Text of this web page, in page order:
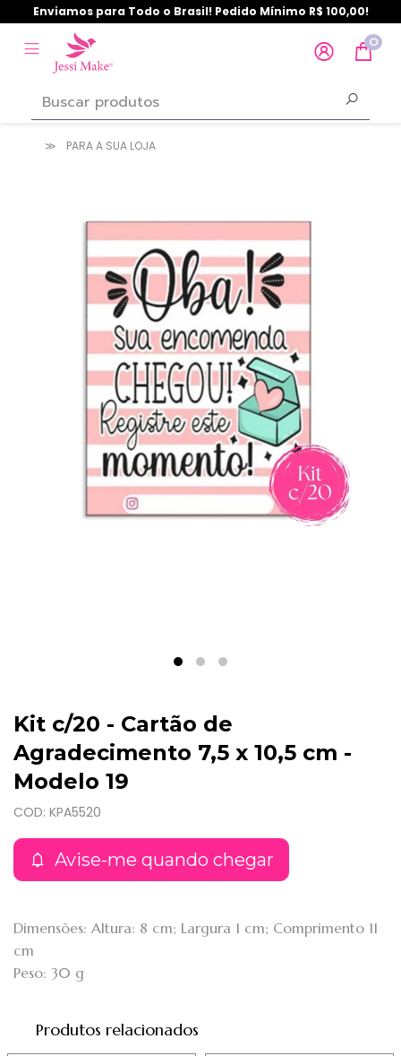
Enviamos para Todo o Brasil! Pedido Mínimo R$ 100,00!
0
PARA A SUA LOJA
Kit c/20 - Cartão de
Agradecimento 7,5 x 10,5 cm -
Modelo 19
COD: KPA5520
Avise-me quando chegar
Dimensões: Altura: 8 cm; Largura 1 cm; Comprimento 11
cm
Peso: 30 g
Produtos relacionados